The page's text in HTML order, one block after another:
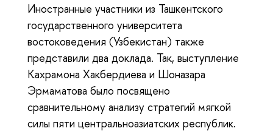
Иностранные участники из Ташкентского
государственного университета
востоковедения (Узбекистан) также
представили два доклада. Так, выступление
Кахрамона Хакбердиева и Шоназара
Эрмаматова было посвящено
сравнительному анализу стратегий мягкой
силы пяти центральноазиатских республик.